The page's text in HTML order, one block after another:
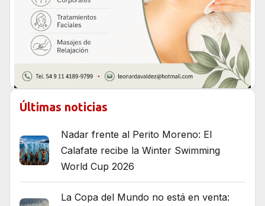
Últimas noticias
Nadar frente al Perito Moreno: El
Calafate recibe la Winter Swimming
World Cup 2026
La Copa del Mundo no está en venta: